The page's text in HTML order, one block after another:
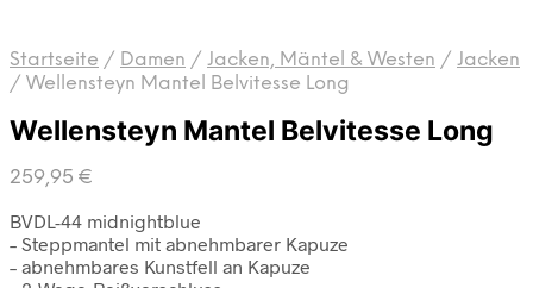
Startseite / Damen / Jacken, Mäntel & Westen / Jacken
/ Wellensteyn Mantel Belvitesse Long
Wellensteyn Mantel Belvitesse Long
259,95 €
BVDL-44 midnightblue
– Steppmantel mit abnehmbarer Kapuze
– abnehmbares Kunstfell an Kapuze